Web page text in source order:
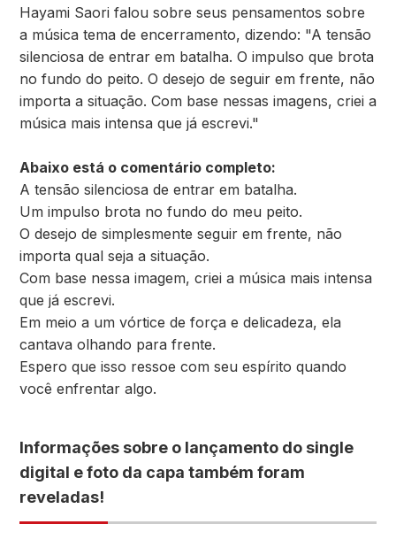
Hayami Saori falou sobre seus pensamentos sobre
a música tema de encerramento, dizendo: "A tensão
silenciosa de entrar em batalha. O impulso que brota
no fundo do peito. O desejo de seguir em frente, não
importa a situação. Com base nessas imagens, criei a
música mais intensa que já escrevi."
Abaixo está o comentário completo:
A tensão silenciosa de entrar em batalha.
Um impulso brota no fundo do meu peito.
O desejo de simplesmente seguir em frente, não
importa qual seja a situação.
Com base nessa imagem, criei a música mais intensa
que já escrevi.
Em meio a um vórtice de força e delicadeza, ela
cantava olhando para frente.
Espero que isso ressoe com seu espírito quando
você enfrentar algo.
Informações sobre o lançamento do single
digital e foto da capa também foram
reveladas!